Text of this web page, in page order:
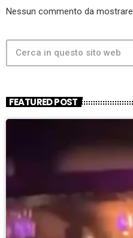
Nessun commento da
FEATURED POST